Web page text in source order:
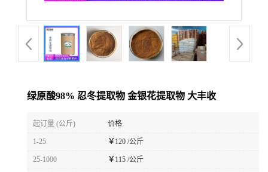
绿原酸98% 忍冬提取物 金银花提取物 大丰收
起订量 (公斤) 价格
1-25 ￥120 /公斤
25-1000 ￥115 /公斤